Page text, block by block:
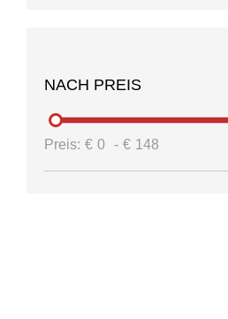
NACH PREIS
Preis: € 0 - € 148